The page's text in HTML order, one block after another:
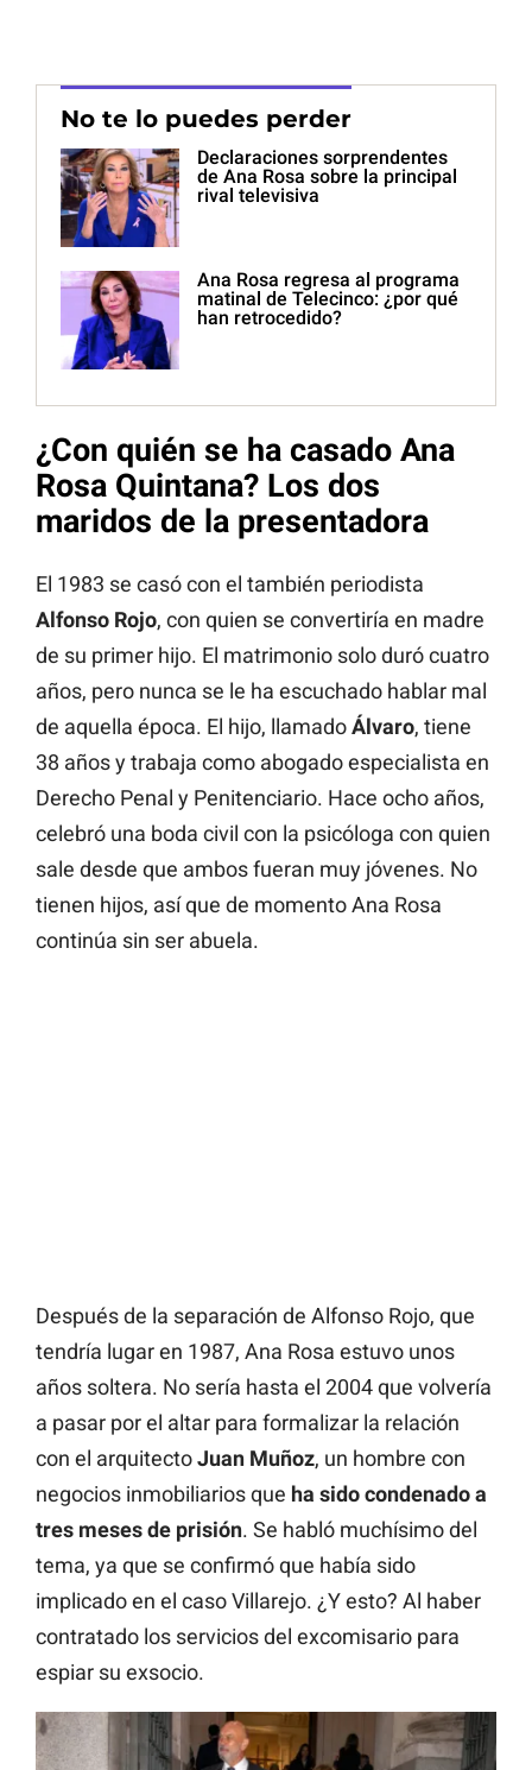
No te lo puedes perder
Declaraciones sorprendentes
de Ana Rosa sobre la principal
rival televisiva
Ana Rosa regresa al programa
matinal de Telecinco: ¿por qué
han retrocedido?
¿Con quién se ha casado Ana
Rosa Quintana? Los dos
maridos de la presentadora
El 1983 se casó con el también periodista
Alfonso Rojo, con quien se convertiría en madre
de su primer hijo. El matrimonio solo duró cuatro
años, pero nunca se le ha escuchado hablar mal
de aquella época. El hijo, llamadoÁlvaro, tiene
38 años y trabaja como abogado especialista en
Derecho Penal y Penitenciario. Hace ocho años,
celebró una boda civil con la psicóloga con quien
sale desde que ambos fueran muy jóvenes. No
tienen hijos, así que de momento Ana Rosa
continúa sin ser abuela.
Después de la separación de Alfonso Rojo, que
tendría lugar en 1987, Ana Rosa estuvo unos
años soltera. No sería hasta el 2004 que volvería
a pasar por el altar para formalizar la relación
con el arquitectoJuan Muñoz, un hombre con
negocios inmobiliarios que ha sido condenado a
tres meses de prisión. Se habló muchísimo del
tema, ya que se confirmó que había sido
implicado en el caso Villarejo. ¿Y esto? Al haber
contratado los servicios del excomisario para
espiar su exsocio.